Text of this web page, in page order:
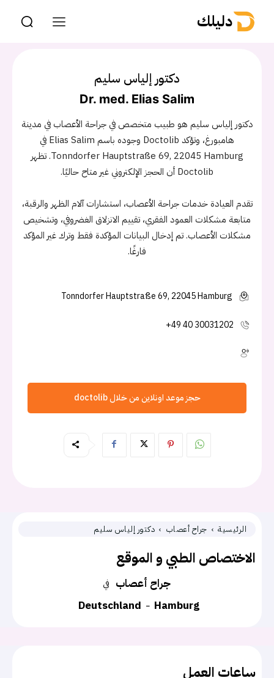
دليلك
الرئيسية جراح أعصاب دكتور إلياس سليم
الاختصاص الطبي و الموقع
في جراح أعصاب
Deutschland
Hamburg
ساعات العمل
دكتور إلياس سليم
Dr. med. Elias Salim
دكتور إلياس سليم هو طبيب متخصص في جراحة الأعصاب في مدينة
هامبورغ، وتؤكد Doctolib وجوده باسم Elias Salim في
Tonndorfer Hauptstraße 69, 22045 Hamburg. تظهر
Doctolib أن الحجز الإلكتروني غير متاح حاليًا.
تقدم العيادة خدمات جراحة الأعصاب، استشارات آلام الظهر والرقبة،
متابعة مشكلات العمود الفقري، تقييم الانزلاق الغضروفي، وتشخيص
مشكلات الأعصاب. تم إدخال البيانات المؤكدة فقط وترك غير المؤكد
فارغًا.
Tonndorfer Hauptstraße 69, 22045 Hamburg
+49 40 30031202
حجز موعد اونلاين من خلال doctolib